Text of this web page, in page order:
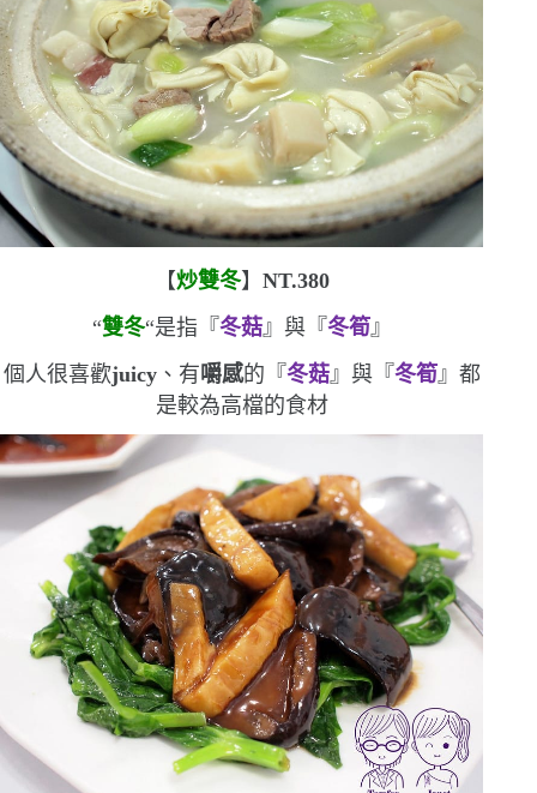
【炒雙冬】 NT.380
“雙冬“是指『 冬菇』與『 冬筍』
個人很喜歡juicy、有嚼感的『冬菇』 與『冬筍』都
是較為高檔的食材